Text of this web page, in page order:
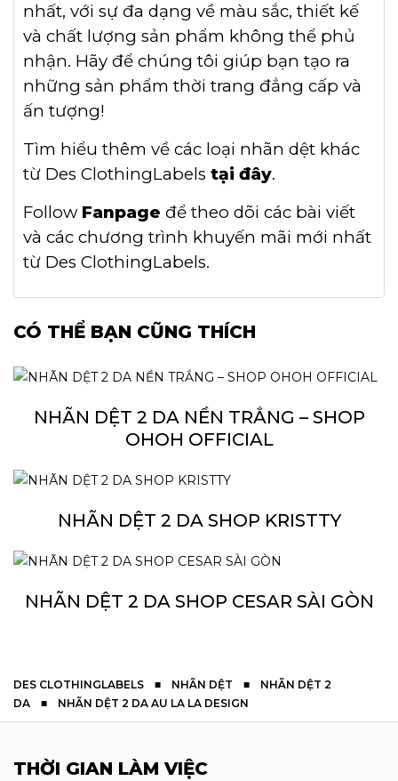
nhất, với sự đa dạng về màu sắc, thiết kế
và chất lượng sản phẩm không thể phủ
nhận. Hãy để chúng tôi giúp bạn tạo ra
những sản phẩm thời trang đẳng cấp và
ấn tượng!
Tìm hiểu thêm về các loại nhãn dệt khác
từ Des ClothingLabels tại đây.
Follow Fanpage để theo dõi các bài viết
và các chương trình khuyến mãi mới nhất
từ Des ClothingLabels.
CÓ THỂ BẠN CŨNG THÍCH
NHÃN DỆT 2 DA NỀN TRẮNG – SHOP
OHOH OFFICIAL
NHÃN DỆT 2 DA SHOP KRISTTY
NHÃN DỆT 2 DA SHOP CESAR SÀI GÒN
DES CLOTHINGLABELS ■ NHÃN DỆT ■ NHÃN DỆT 2
DA ■ NHÃN DỆT 2 DA AU LA LA DESIGN
THỜI GIAN LÀM VIỆC